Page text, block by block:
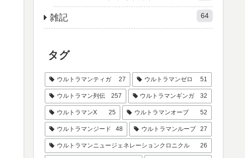
雑記 64
タグ
ウルトラマンティガ 27 ウルトラマンゼロ 51
ウルトラマン列伝 257 ウルトラマンギンガ 32
ウルトラマンX 25 ウルトラマンオーブ 52
ウルトラマンジード 48 ウルトラマンルーブ 27
ウルトラマンニュージェネレーションクロニクル 26